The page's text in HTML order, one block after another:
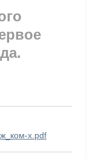
х.pdf